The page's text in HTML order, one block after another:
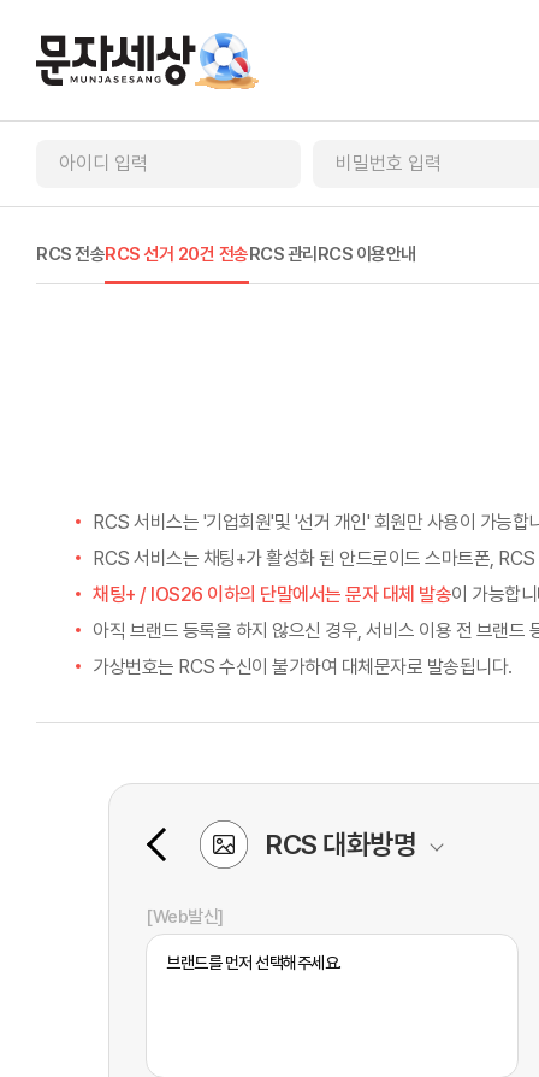
RCS 전송RCS 선거 20건 전송RCS 관리 RCS 이용안내
RCS 서비스는 '기업회원'및 '선거 개인' 회원만 사용이 가능합
RCS 서비스는 채팅+가 활성화 된 안드로이드 스마트폰,
채팅+ / IOS26 이하의 단말에서는 문자 대체 발송이 가능합
아직 브랜드 등록을 하지 않으신 경우, 서비스 이용 전 브랜드
가상번호는 RCS 수신이 불가하여 대체문자로 발송됩니다.
RCS 대화방명
[Web발신]
브랜드를 먼저 선택해주세요.